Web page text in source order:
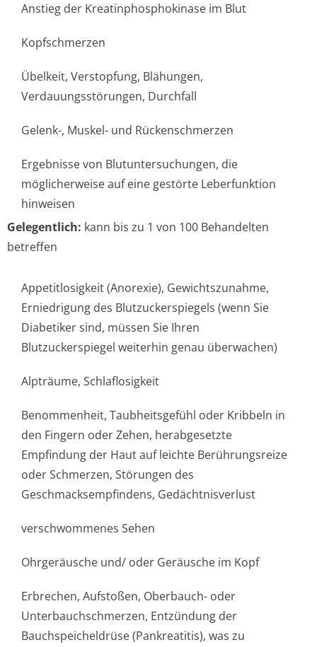
Anstieg der Kreatinphospho­kinase im Blut
Kopfschmerzen
Übelkeit, Verstopfung, Blähungen,
Verdauungsstörun­gen, Durchfall
Gelenk-, Muskel- und Rückenschmerzen
Ergebnisse von Blutuntersuchungen, die
möglicherweise auf eine gestörte Leberfunktion
hinweisen
Gelegentlich: kann bis zu 1 von 100 Behandelten
betreffen
Appetitlosigkeit (Anorexie), Gewichtszunahme,
Erniedrigung des Blutzuckerspiegels (wenn Sie
Diabetiker sind, müssen Sie Ihren
Blutzuckerspiegel weiterhin genau überwachen)
Alpträume, Schlaflosigkeit
Benommenheit, Taubheitsgefühl oder Kribbeln in
den Fingern oder Zehen, herabgesetzte
Empfindung der Haut auf leichte Berührungsreize
oder Schmerzen, Störungen des
Geschmacksempfin­dens, Gedächtnisverlust
verschwommenes Sehen
Ohrgeräusche und/ oder Geräusche im Kopf
Erbrechen, Aufstoßen, Oberbauch- oder
Unterbauchschmer­zen, Entzündung der
Bauchspeicheldrüse (Pankreatitis), was zu